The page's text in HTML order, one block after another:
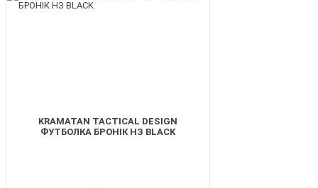
KRAMATAN TACTICAL DESIGN
ФУТБОЛКА БРОНІК НЗ BLACK